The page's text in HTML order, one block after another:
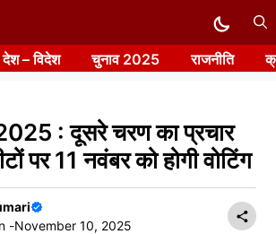
देश – विदेश चुनाव 2025 राजनीति
: दूसरे चरण का प्रचार
पर 11 नवंबर को होगी वोटिंग
-November 10, 2025